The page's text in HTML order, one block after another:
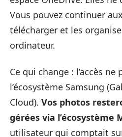
Vous pouvez continuer
télécharger et les
ordinateur.
Ce qui change : l’accès ne
l’écosystème Samsung
Cloud). Vos photos
gérées via l’écosystème
utilisateur qui comptait